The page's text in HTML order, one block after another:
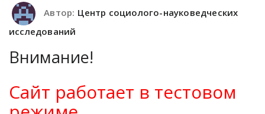
Автор: Центр социолого-науковедческих
исследований
Внимание!
Сайт работает в тестовом